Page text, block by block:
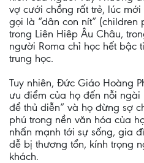
vợ cưới chồng rất trẻ, lúc mới
gọi là “dân con nít” (children
trong Liên Hiêp Âu Châu,
người Roma chỉ học hết bậc
trung học.
Tuy nhiên, Đức Giáo Hoàng
ưu điểm của họ đến nỗi
để thủ diễn” và họ đừng sợ
phú trong nền văn hóa của
nhấn mạnh tới sự sống, gia
dễ bị thương tổn, kính trọng
khách.